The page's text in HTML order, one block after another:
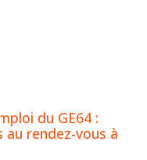
du GE64 :
au rendez-vous à